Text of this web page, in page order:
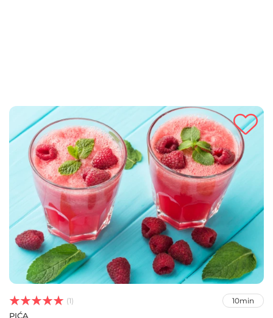


 (1) 10min
PIĆA